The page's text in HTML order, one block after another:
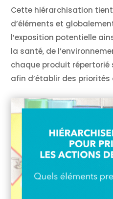
Cette hiérarchisation
d’éléments et
l’exposition potentielle
la santé, de
chaque produit
afin d’établir des priorités